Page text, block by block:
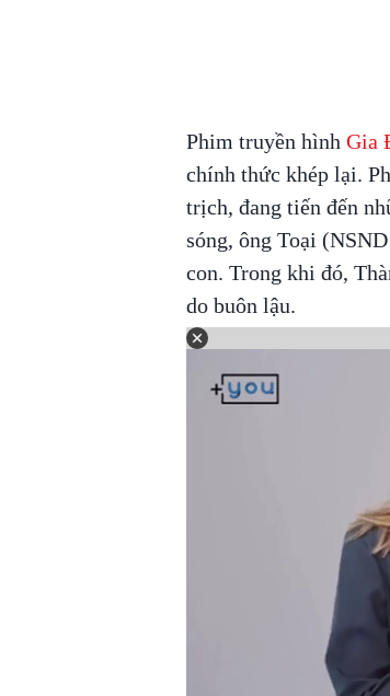
Phim truyền hình Gia
chính thức khép lại.
trịch, đang tiến đến
sóng, ông Toại
con. Trong khi đó,
do buôn lậu.